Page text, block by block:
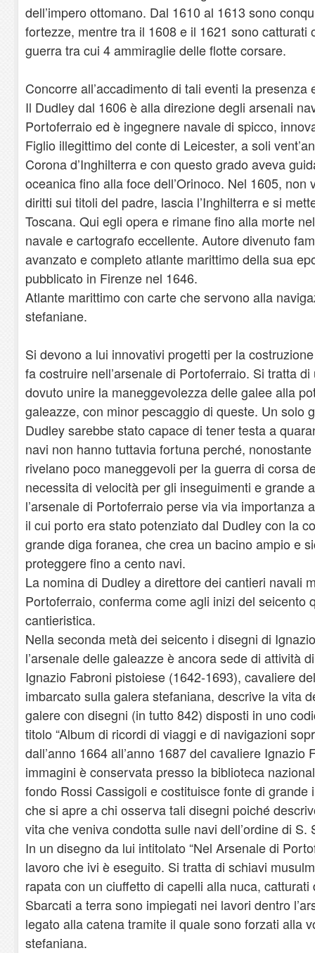
dell’impero ottomano. Dal 1610 al 1613 sono
fortezze, mentre tra il 1608 e il 1621 sono catturati
guerra tra cui 4 ammiraglie delle flotte corsare.
Concorre all’accadimento di tali eventi la presenza
Il Dudley dal 1606 è alla direzione degli arsenali
Portoferraio ed è ingegnere navale di spicco,
Figlio illegittimo del conte di Leicester, a soli
Corona d’Inghilterra e con questo grado aveva
oceanica fino alla foce dell’Orinoco. Nel 1605, non
diritti sui titoli del padre, lascia l’Inghilterra e si
Toscana. Qui egli opera e rimane fino alla morte
navale e cartografo eccellente. Autore divenuto
avanzato e completo atlante marittimo della sua
pubblicato in Firenze nel 1646.
Atlante marittimo con carte che servono alla
stefaniane.
Si devono a lui innovativi progetti per la
fa costruire nell’arsenale di Portoferraio. Si tratta
dovuto unire la maneggevolezza delle galee alla
galeazze, con minor pescaggio di queste. Un solo
Dudley sarebbe stato capace di tener testa a
navi non hanno tuttavia fortuna perché,
rivelano poco maneggevoli per la guerra di corsa
necessita di velocità per gli inseguimenti e grande
l’arsenale di Portoferraio perse via via importanza
il cui porto era stato potenziato dal Dudley con la
grande diga foranea, che crea un bacino ampio e
proteggere fino a cento navi.
La nomina di Dudley a direttore dei cantieri navali
Portoferraio, conferma come agli inizi del seicento
cantieristica.
Nella seconda metà dei seicento i disegni di
l’arsenale delle galeazze è ancora sede di attività
Ignazio Fabroni pistoiese (1642-1693), cavaliere
imbarcato sulla galera stefaniana, descrive la vita
galere con disegni (in tutto 842) disposti in uno
titolo “Album di ricordi di viaggi e di navigazioni
dall’anno 1664 all’anno 1687 del cavaliere Ignazio
immagini è conservata presso la biblioteca
fondo Rossi Cassigoli e costituisce fonte di grande
che si apre a chi osserva tali disegni poiché
vita che veniva condotta sulle navi dell’ordine di S.
In un disegno da lui intitolato “Nel Arsenale di
lavoro che ivi è eseguito. Si tratta di schiavi
rapata con un ciuffetto di capelli alla nuca,
Sbarcati a terra sono impiegati nei lavori dentro
legato alla catena tramite il quale sono forzati alla
stefaniana.